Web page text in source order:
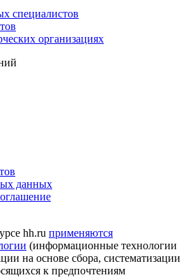
специалистов
организациях
данных
hh.ru применяются
(информационные технологии
на основе сбора, систематизации
к предпочтениям